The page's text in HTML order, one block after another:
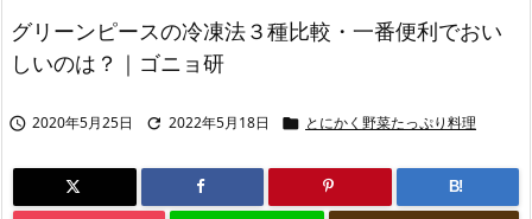
グリーンピースの冷凍法３種比較・一番便利でおい
しいのは？｜ゴニョ研
 2020年5月25日  2022年5月18日  とにかく野菜たっぷり料理
B!